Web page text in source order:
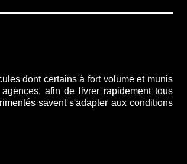
dont certains à fort volume et munis
afin de livrer rapidement tous
savent s'adapter aux conditions